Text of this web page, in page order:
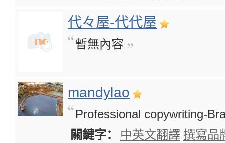
代々屋-代代屋
暫無內容
mandylao
Professional copywriting-
關鍵字：
中英文翻譯 撰寫品